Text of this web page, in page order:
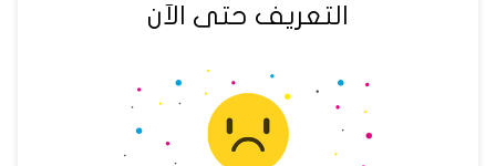
التعريف حتى الآن